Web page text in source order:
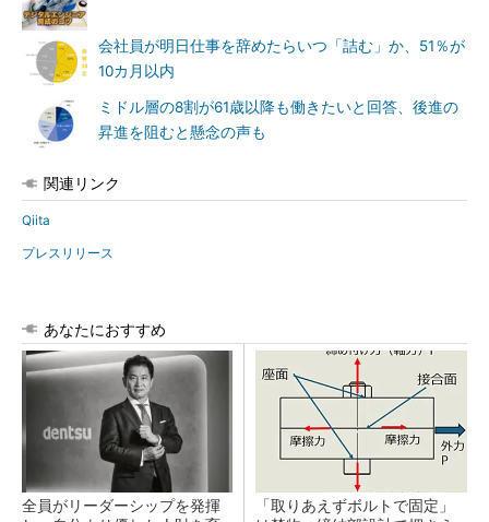
会社員が明日仕事を辞めたらいつ「詰む」か、51％が
10カ月以内
ミドル層の8割が61歳以降も働きたいと回答、後進の
昇進を阻むと懸念の声も
関連リンク
Qiita
プレスリリース
あなたにおすすめ
全員がリーダーシップを発揮
「取りあえずボルトで固定」